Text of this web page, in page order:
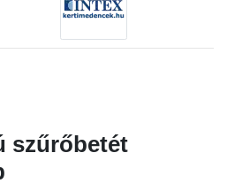
szűrőbetét